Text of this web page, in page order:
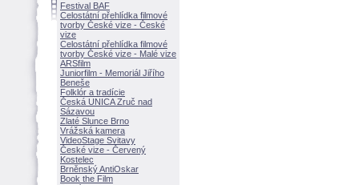
Festival BAF
Celostátní přehlídka filmové
tvorby České vize - České
vize
Celostátní přehlídka filmové
tvorby České vize - Malé vize
ARSfilm
Juniorfilm - Memoriál Jiřího
Beneše
Folklór a tradície
Česká UNICA Zruč nad
Sázavou
Zlaté Slunce Brno
Vrážská kamera
VideoStage Svitavy
České vize - Červený
Kostelec
Brněnský AntiOskar
Book the Film